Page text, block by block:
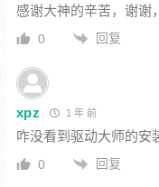
感谢大神的辛苦，谢谢
0 回复
xpz 1 年 前
咋没看到驱动大师的安
0 回复